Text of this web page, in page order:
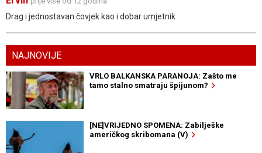
Drag i jednostavan čovjek kao i dobar umjetnik
NAJNOVIJE
VRLO BALKANSKA PARANOJA: Zašto me
tamo stalno smatraju špijunom?
[NE]VRIJEDNO SPOMENA: Zabilješke
američkog skribomana (V)